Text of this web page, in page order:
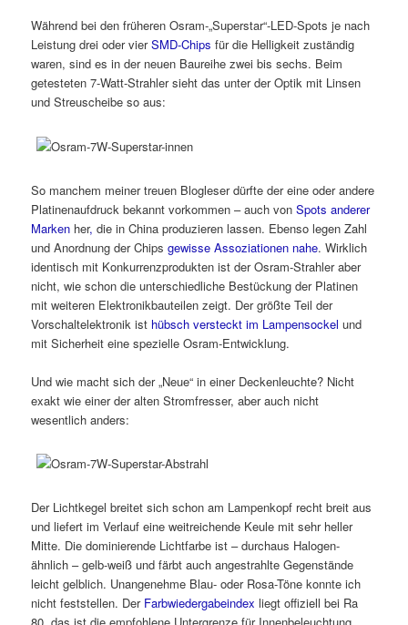
Während bei den früheren Osram-„Superstar“-LED-Spots je nach
Leistung drei oder vierSMD-Chips für die Helligkeit zuständig
waren, sind es in der neuen Baureihe zwei bis sechs. Beim
getesteten 7-Watt-Strahler sieht das unter der Optik mit Linsen
und Streuscheibe so aus:
So manchem meiner treuen Blogleser dürfte der eine oder andere
Platinenaufdruck bekannt vorkommen – auch vonSpots anderer
Marken her, die in China produzieren lassen. Ebenso legen Zahl
und Anordnung der Chipsgewisse Assoziationen nahe. Wirklich
identisch mit Konkurrenzprodukten ist der Osram-Strahler aber
nicht, wie schon die unterschiedliche Bestückung der Platinen
mit weiteren Elektronikbauteilen zeigt. Der größte Teil der
Vorschaltelektronik ist hübsch versteckt im Lampensockel und
mit Sicherheit eine spezielle Osram-Entwicklung.
Und wie macht sich der „Neue“ in einer Deckenleuchte? Nicht
exakt wie einer der alten Stromfresser, aber auch nicht
wesentlich anders:
Der Lichtkegel breitet sich schon am Lampenkopf recht breit aus
und liefert im Verlauf eine weitreichende Keule mit sehr heller
Mitte. Die dominierende Lichtfarbe ist – durchaus Halogen-
ähnlich – gelb-weiß und färbt auch angestrahlte Gegenstände
leicht gelblich. Unangenehme Blau- oder Rosa-Töne konnte ich
nicht feststellen. Der Farbwiedergabeindex liegt offiziell bei Ra